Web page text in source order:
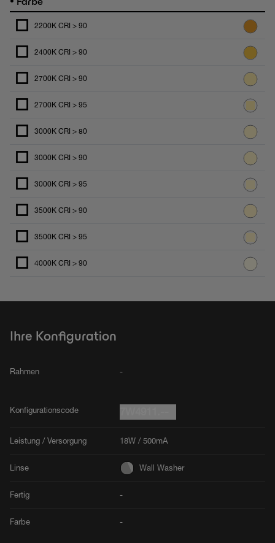
2200K CRI > 90
2400K CRI > 90
2700K CRI > 90
2700K CRI > 95
3000K CRI > 80
3000K CRI > 90
3000K CRI > 95
3500K CRI > 90
3500K CRI > 95
4000K CRI > 90
Ihre Konfiguration
Rahmen -
Konfigurationscode
Leistung / Versorgung 18W / 500mA
Linse Wall Washer
Fertig -
Farbe -